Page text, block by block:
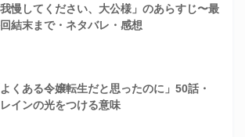
我慢してください、大公様」のあらすじ〜最
結末まで・ネタバレ・感想
よくある令嬢転生だと思ったのに」50話・
インの光をつける意味